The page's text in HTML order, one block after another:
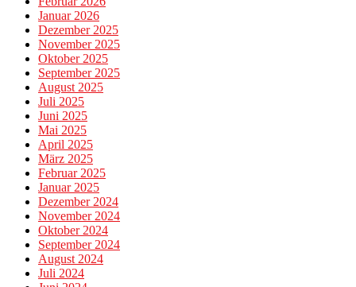
Januar 2026
Dezember 2025
November 2025
Oktober 2025
September 2025
August 2025
Juli 2025
Juni 2025
Mai 2025
April 2025
März 2025
Februar 2025
Januar 2025
Dezember 2024
November 2024
Oktober 2024
September 2024
August 2024
Juli 2024